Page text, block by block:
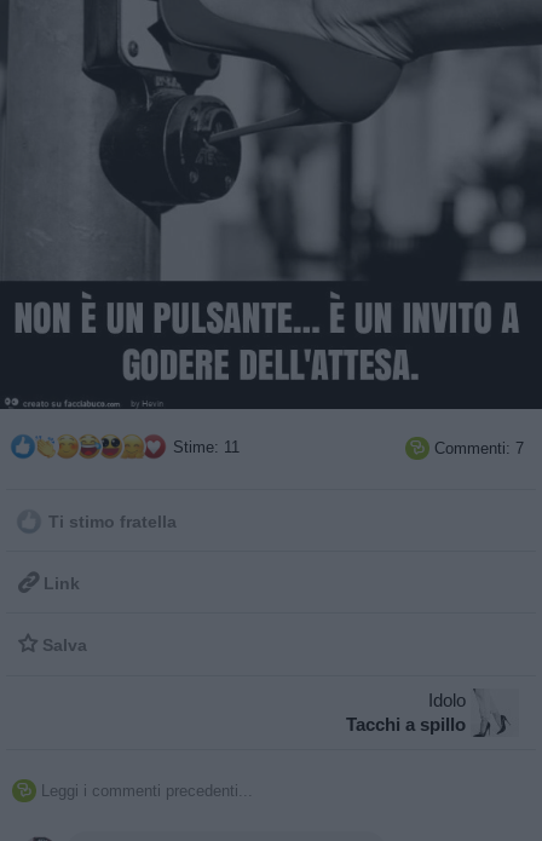
Stime: 11  Commenti: 7
Ti stimo fratella
 Link
 Salva
Idolo
Tacchi a spillo
 Leggi i commenti precedenti...